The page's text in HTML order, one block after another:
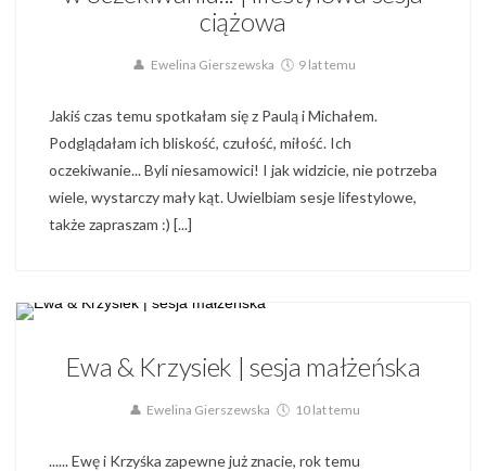
ciążowa
Ewelina Gierszewska 9 lat temu
Jakiś czas temu spotkałam się z Paulą i Michałem.
Podglądałam ich bliskość, czułość, miłość. Ich
oczekiwanie... Byli niesamowici! I jak widzicie, nie potrzeba
wiele, wystarczy mały kąt. Uwielbiam sesje lifestylowe,
także zapraszam :) [...]
Ewa & Krzysiek | sesja małżeńska
Ewelina Gierszewska 10 lat temu
...... Ewę i Krzyśka zapewne już znacie, rok temu